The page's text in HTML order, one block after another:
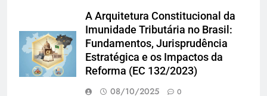
A Arquitetura Constitucional da
Imunidade Tributária no Brasil:
Fundamentos, Jurisprudência
Estratégica e os Impactos da
Reforma (EC 132/2023)
08/10/2025
0